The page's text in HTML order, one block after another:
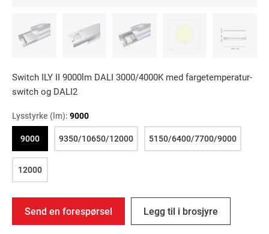
Switch ILY II 9000lm DALI 3000/4000K med fargetemperatur-
switch og DALI2
Lysstyrke (lm): 9000
9000
9350/10650/12000 5150/6400/7700/9000
12000
Send en forespørsel Legg til i brosjyre